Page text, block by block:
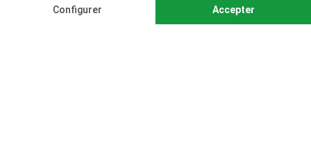
© 2026 TOUS DROITS RÉSERVÉS MIEUX VOIR